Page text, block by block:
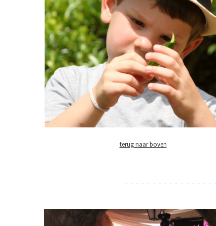
terug naar boven
- - - - - - - - - - - - - - -